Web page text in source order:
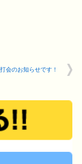
会のお知らせです！